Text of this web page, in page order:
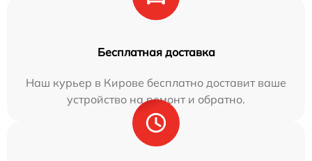
Бесплатная доставка
Наш курьер в Кирове бесплатно доставит ваше
устройство на ремонт и обратно.